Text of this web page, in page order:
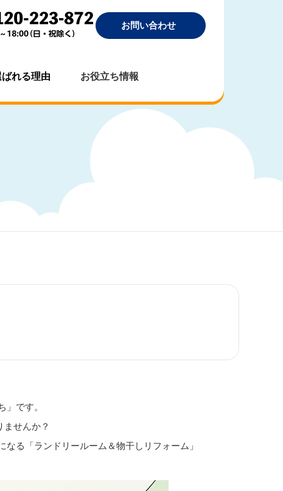
お問い合わせ
ばれる理由 お役立ち情報
です。
せんか？
る「ランドリールーム＆物干しリフォーム」